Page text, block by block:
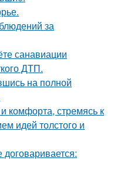
за
санавиации
ДТП.
на полной
комфорта, стремясь к
идей толстого и